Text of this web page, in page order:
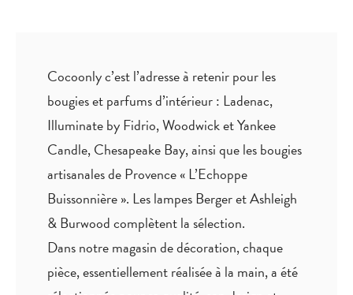
Cocoonly c’est l’adresse à retenir pour les
bougies et parfums d’intérieur : Ladenac,
Illuminate by Fidrio, Woodwick et Yankee
Candle, Chesapeake Bay, ainsi que les bougies
artisanales de Provence « L’Echoppe
Buissonnière ». Les lampes Berger et Ashleigh
& Burwood complètent la sélection.
Dans notre magasin de décoration, chaque
pièce,essentiellement réalisée à la main, a été